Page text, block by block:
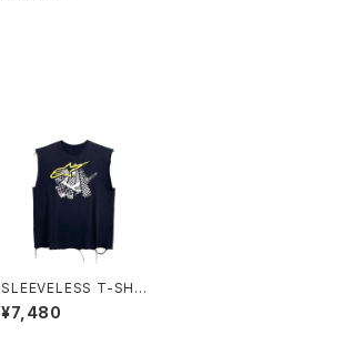
SLEEVELESS T-SHIR
T
¥7,480